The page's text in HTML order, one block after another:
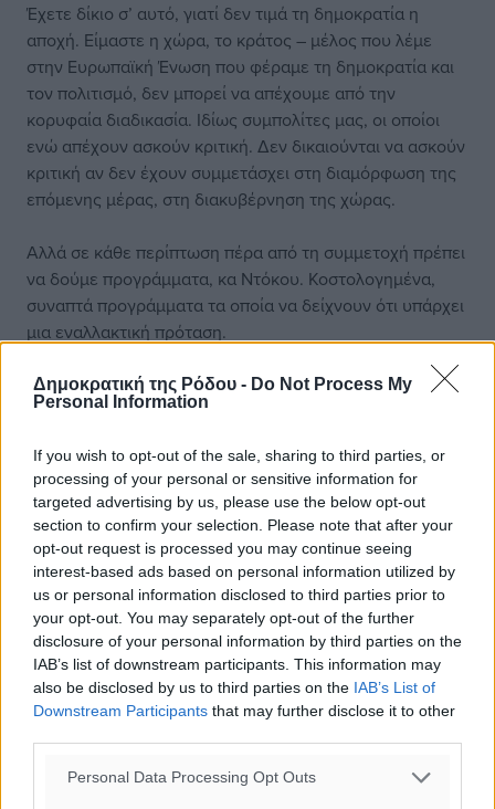
Δημοκρατική της Ρόδου - Do Not Process My
Personal Information
If you wish to opt-out of the sale, sharing to third parties, or
processing of your personal or sensitive information for
targeted advertising by us, please use the below opt-out
section to confirm your selection. Please note that after your
opt-out request is processed you may continue seeing
interest-based ads based on personal information utilized by
us or personal information disclosed to third parties prior to
your opt-out. You may separately opt-out of the further
disclosure of your personal information by third parties on the
IAB’s list of downstream participants. This information may
also be disclosed by us to third parties on the IAB’s List of
Downstream Participants that may further disclose it to other
Personal Data Processing Opt Outs
Έχετε δίκιο σ’ αυτό, γιατί δεν τιμά τη δημοκρατία η
αποχή. Είμαστε η χώρα, το κράτος – μέλος που λέμε
στην Ευρωπαϊκή Ένωση που φέραμε τη δημοκρατία και
τον πολιτισμό, δεν μπορεί να απέχουμε από την
κορυφαία διαδικασία. Ιδίως συμπολίτες μας, οι οποίοι
ενώ απέχουν ασκούν κριτική. Δεν δικαιούνται να ασκούν
κριτική αν δεν έχουν συμμετάσχει στη διαμόρφωση της
επόμενης μέρας, στη διακυβέρνηση της χώρας.
Αλλά σε κάθε περίπτωση πέρα από τη συμμετοχή πρέπει
να δούμε προγράμματα, κα Ντόκου. Κοστολογημένα,
συναπτά προγράμματα τα οποία να δείχνουν ότι υπάρχει
μια εναλλακτική πρόταση.
Διότι μέχρι στιγμής το γεγονός ότι η κυβέρνηση παρόλες
τις αστοχίες και κάποια λάθη, παραμένει μια ισχυρή
έχει οδηγήσει την οικονομία σε οδό ανάκαμψης. Δεν
μιλώ ακόμη για τη δυναμική ανάπτυξη, αλλά η ανάκαμψη
είναι δεδομένη. Δεν το λέει η Νέα Δημοκρατία και οι
ευρωβουλευτές ή οι βουλευτές της. Το λένε τα διεθνή
και τα ευρωπαϊκά φόρα που αναγνωρίζουν ότι η Ελλάδα
σε δύσκολους καιρούς με αυτήν την κυβέρνηση
κατόρθωσε, αφενός να ελέγχει την οικονομία, αφετέρου
να σταθεί όρθια η κοινωνία.
#Τουρκία #Προκλητικότητα #Εξωτερική Πολιτική